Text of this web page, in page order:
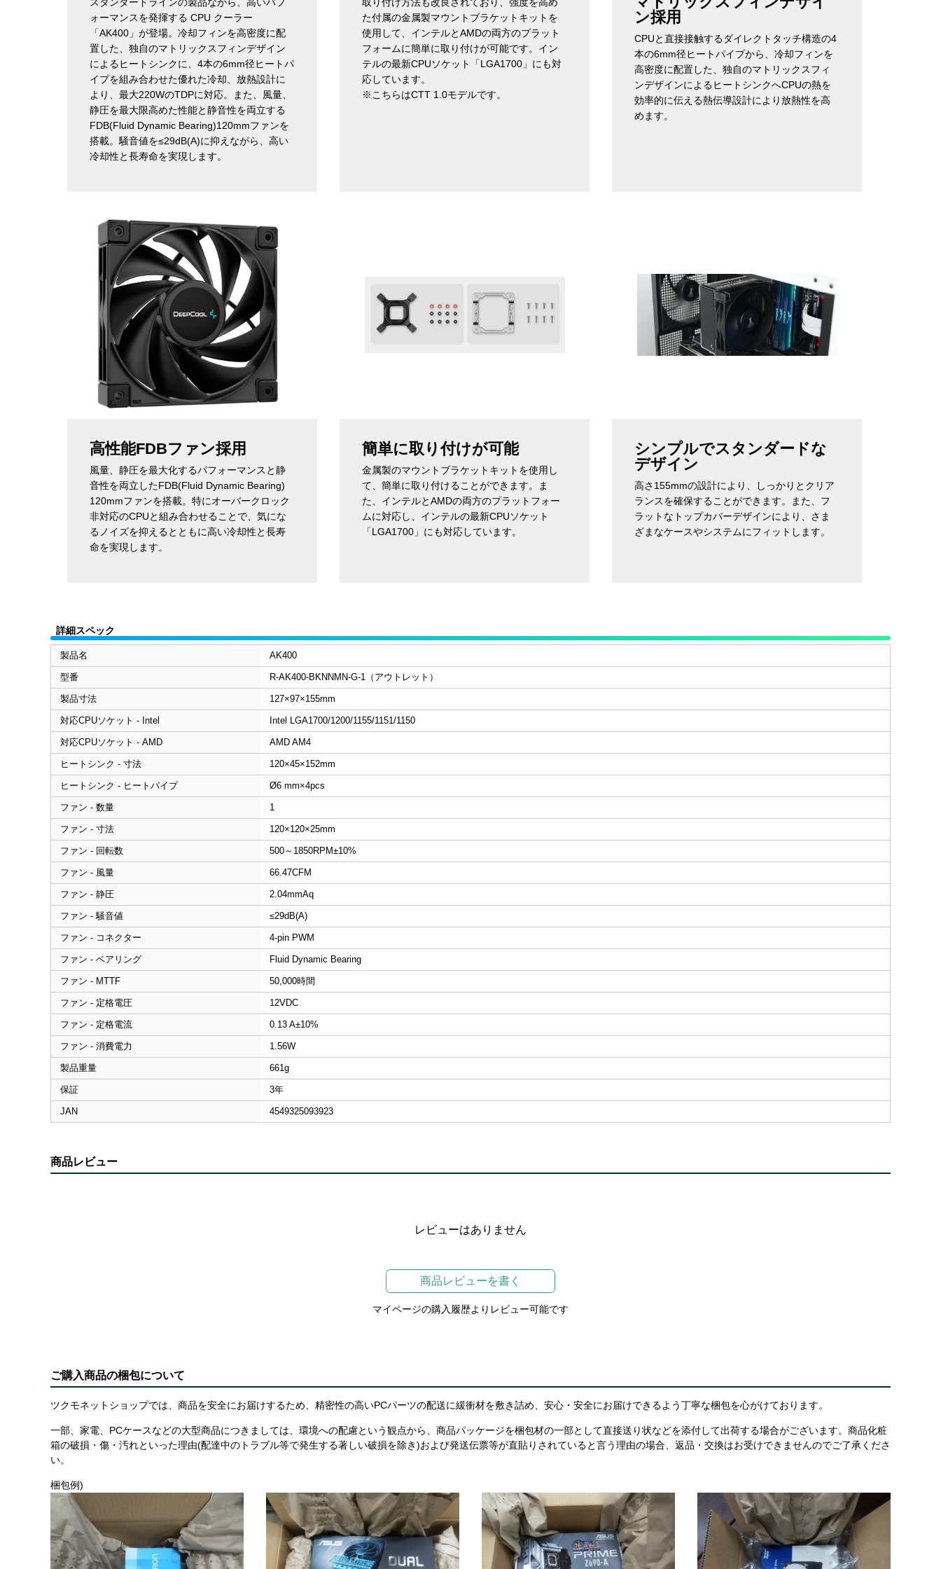
ォーマンスを発揮する CPU クーラー
「AK400」が登場。冷却フィンを高密度に配
置した、独自のマトリックスフィンデザイン
によるヒートシンクに、4本の6mm径ヒートパ
イプを組み合わせた優れた冷却、放熱設計に
より、最大220WのTDPに対応。また、風量、
静圧を最大限高めた性能と静音性を両立する
FDB(Fluid Dynamic Bearing)120mmファンを
搭載。騒音値を≤29dB(A)に抑えながら、高い
冷却性と長寿命を実現します。
た付属の金属製マウントブラケットキットを
使用して、インテルとAMDの両方のプラット
フォームに簡単に取り付けが可能です。イン
テルの最新CPUソケット「LGA1700」にも対
応しています。
※こちらはCTT 1.0モデルです。
ン採用
CPUと直接接触するダイレクトタッチ構造の4
本の6mm径ヒートパイプから、冷却フィンを
高密度に配置した、独自のマトリックスフィ
ンデザインによるヒートシンクへCPUの熱を
効率的に伝える熱伝導設計により放熱性を高
めます。
高性能FDBファン採用
風量、静圧を最大化するパフォーマンスと静
音性を両立したFDB(Fluid Dynamic Bearing)
120mmファンを搭載。特にオーバークロック
非対応のCPUと組み合わせることで、気にな
るノイズを抑えるとともに高い冷却性と長寿
命を実現します。
簡単に取り付けが可能
金属製のマウントブラケットキットを使用し
て、簡単に取り付けることができます。ま
た、インテルとAMDの両方のプラットフォー
ムに対応し、インテルの最新CPUソケット
「LGA1700」にも対応しています。
シンプルでスタンダードな
デザイン
高さ155mmの設計により、しっかりとクリア
ランスを確保することができます。また、フ
ラットなトップカバーデザインにより、さま
ざまなケースやシステムにフィットします。
詳細スペック
製品名 AK400
型番 R-AK400-BKNNMN-G-1（アウトレット）
製品寸法 127×97×155mm
対応CPUソケット - Intel Intel LGA1700/1200/1155/1151/1150
対応CPUソケット - AMD AMD AM4
ヒートシンク - 寸法 120×45×152mm
ヒートシンク - ヒートパイプ Ø6 mm×4pcs
ファン - 数量 1
ファン - 寸法 120×120×25mm
ファン - 回転数 500～1850RPM±10%
ファン - 風量 66.47CFM
ファン - 静圧 2.04mmAq
ファン - 騒音値 ≤29dB(A)
ファン - コネクター 4-pin PWM
ファン - ベアリング Fluid Dynamic Bearing
ファン - MTTF 50,000時間
ファン - 定格電圧 12VDC
ファン - 定格電流 0.13 A±10%
ファン - 消費電力 1.56W
製品重量 661g
保証 3年
JAN 4549325093923
商品レビュー
レビューはありません
商品レビューを書く
マイページの購入履歴よりレビュー可能です
ご購入商品の梱包について
ツクモネットショップでは、商品を安全にお届けするため、精密性の高いPCパーツの配送に緩衝材を敷き詰め、安心・安全にお届けできるよう丁寧な梱包を心がけております。
一部、家電、PCケースなどの大型商品につきましては、環境への配慮という観点から、商品パッケージを梱包材の一部として直接送り状などを添付して出荷する場合がございます。商品化粧
箱の破損・傷・汚れといった理由(配達中のトラブル等で発生する著しい破損を除き)および発送伝票等が直貼りされていると言う理由の場合、返品・交換はお受けできませんのでご了承くださ
い。
梱包例)